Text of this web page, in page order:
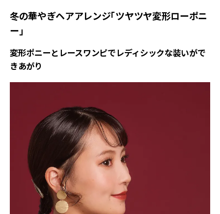
冬の華やぎヘアアレンジ「ツヤツヤ変形ローポニ
ー」
変形ポニーとレースワンピでレディシックな装いがで
きあがり